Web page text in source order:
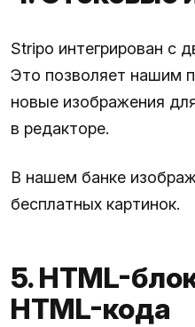
Stripo интегрирован с
Это позволяет нашим
новые изображения
в редакторе.
В нашем банке
бесплатных картинок.
5. HTML-
HTML-кода